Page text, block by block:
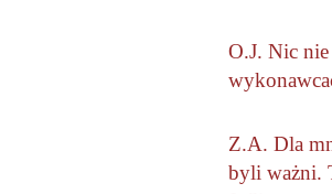
O.J. Nic
Z.A. Dla
byli ważni.